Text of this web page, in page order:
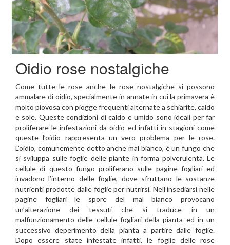
Oidio rose nostalgiche
Come tutte le rose anche le rose nostalgiche si possono
ammalare di oidio, specialmente in annate in cui la primavera è
molto piovosa con piogge frequenti alternate a schiarite, caldo
e sole. Queste condizioni di caldo e umido sono ideali per far
proliferare le infestazioni da oidio ed infatti in stagioni come
queste l’oidio rappresenta un vero problema per le rose.
L’oidio, comunemente detto anche mal bianco, è un fungo che
si sviluppa sulle foglie delle piante in forma polverulenta. Le
cellule di questo fungo proliferano sulle pagine fogliari ed
invadono l’interno delle foglie, dove sfruttano le sostanze
nutrienti prodotte dalle foglie per nutrirsi. Nell’insediarsi nelle
pagine fogliari le spore del mal bianco provocano
un’alterazione dei tessuti che si traduce in un
malfunzionamento delle cellule fogliari della pianta ed in un
successivo deperimento della pianta a partire dalle foglie.
Dopo essere state infestate infatti, le foglie delle rose